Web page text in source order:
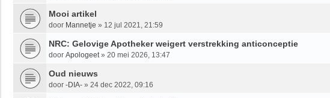
Mooi artikel
door Mannetje » 12 jul 2021, 21:59
NRC: Gelovige Apotheker weigert verstrekking anticonceptie
door Apologeet» 20 mei 2026, 13:47
Oud nieuws
door -DIA- » 24 dec 2022, 09:16